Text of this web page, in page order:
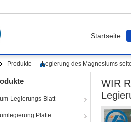
Startseite
Produkte Legierung des Magnesiums
Legierungs-Blatt
Platte
WIR